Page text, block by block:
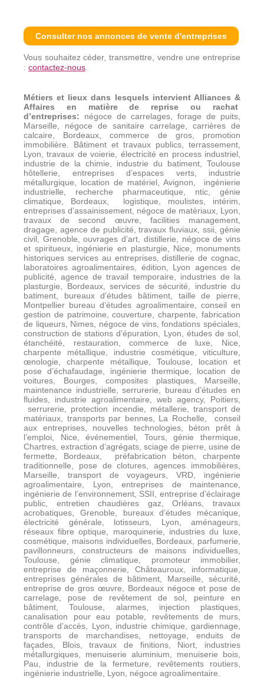
Consulter nos annonces de vente d'entreprises
Vous souhaitez céder, transmettre, vendre une entreprise
: contactez-nous
Métiers et lieux dans lesquels intervient Alliances &
Affaires en matière de reprise ou rachat
d’entreprises: négoce de carrelages, forage de puits,
Marseille, négoce de sanitaire carrelage, carrières de
calcaire, Bordeaux, commerce de gros, promotion
immobilière. Bâtiment et travaux publics, terrassement,
Lyon, travaux de voierie, électricité en process industriel,
industrie de la chimie, industrie du batiment, Toulouse
hôtellerie, entreprises d’espaces verts, industrie
métallurgique, location de matériel, Avignon,
ingénierie
industrielle, recherche pharmaceutique, ntic, génie
climatique, Bordeaux,
logistique, moulistes, intérim,
entreprises d’assainissement, négoce de matériaux, Lyon,
travaux de second œuvre, facilities management,
dragage, agence de publicité, travaux fluviaux, ssii, génie
civil, Grenoble, ouvrages d’art, distillerie, négoce de vins
et spiritueux, ingénierie en plasturgie, Nice, monuments
historiques services au entreprises, distillerie de cognac,
laboratoires agroalimentaires, édition, Lyon agences de
publicité, agence de travail temporaire, industries de la
plasturgie, Bordeaux, services de sécurité, industrie du
batiment, bureaux d’études bâtiment, taille de pierre,
Montpellier bureau d’études agroalimentaire, conseil en
gestion de patrimoine, couverture, charpente, fabrication
de liqueurs, Nimes, négoce de vins, fondations spéciales,
construction de stations d’épuration, Lyon, études de sol,
étanchéité, restauration, commerce de luxe, Nice,
charpente métallique, industrie cosmétique, viticulture,
œnologie, charpente métallique, Toulouse, location et
pose d’échafaudage, ingénierie thermique, location de
voitures, Bourges, composites plastiques, Marseille,
maintenance industrielle, serrurerie, bureau d’études en
fluides, industrie agroalimentaire, web agency, Poitiers,
serrurerie, protection incendie, métallerie, transport de
matériaux, transports par bennes, La Rochelle,
conseil
aux entreprises, nouvelles technologies, béton prêt à
l’emploi, Nice, événementiel, Tours, génie thermique,
Chartres, extraction d’agrégats, sciage de pierre, usine de
fermette, Bordeaux,
préfabrication béton, charpente
traditionnelle, pose de clotures, agences immobilières,
Marseille, transport de voyageurs, VRD, ingénierie
agroalimentaire, Lyon, entreprises de maintenance,
ingénierie de l’environnement, SSII, entreprise d’éclairage
public, entretien chaudières gaz, Orléans, travaux
acrobatiques, Grenoble, bureaux d’études mécanique,
électricité générale, lotisseurs, Lyon, aménageurs,
réseaux fibre optique, maroquinerie, industries du luxe,
cosmétique, maisons individuelles, Bordeaux, parfumerie,
pavillonneurs, constructeurs de maisons individuelles,
Toulouse, génie climatique, promoteur immobilier,
entreprise de maçonnerie, Châteauroux, informatique,
entreprises générales de bâtiment, Marseille, sécurité,
entreprise de gros œuvre, Bordeaux négoce et pose de
carrelage, pose de revêtement de sol, peinture en
bâtiment, Toulouse, alarmes, injection plastiques,
canalisation pour eau potable, revêtements de murs,
contrôle d’accès, Lyon, industrie chimique, gardiennage,
transports de marchandises, nettoyage, enduits de
façades, Blois, travaux de finitions, Niort, industries
métallurgiques, menuiserie aluminium, menuiserie bois,
Pau, industrie de la fermeture, revêtements routiers,
ingénierie industrielle, Lyon, négoce agroalimentaire.